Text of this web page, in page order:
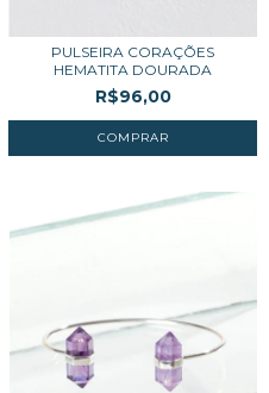
PULSEIRA CORAÇÕES
HEMATITA DOURADA
R$96,00